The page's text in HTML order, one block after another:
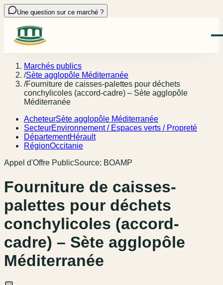
Une question sur ce marché ?
Marchés publics
/Sète agglopôle Méditerranée
/Fourniture de caisses-palettes pour déchets
conchylicoles (accord-cadre) – Sète agglopôle
Méditerranée
AcheteurSète agglopôle Méditerranée
SecteurEnvironnement / Espaces verts / Propreté
DépartementHérault
RégionOccitanie
Appel d'Offre PublicSource: BOAMP
Fourniture de caisses-
palettes pour déchets
conchylicoles (accord-
cadre) – Sète agglopôle
Méditerranée